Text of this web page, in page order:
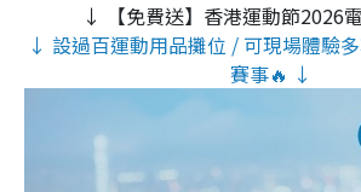
↓ 【免費送】香港運動節2026
↓ 設過百運動用品攤位 / 可現場體驗
賽事🔥 ↓